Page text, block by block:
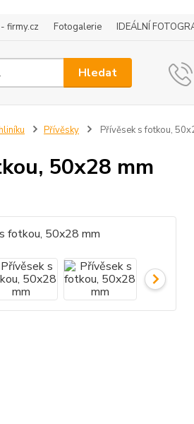
- firmy.cz Fotogalerie IDEÁLNÍ
Hledat
Přívěsky Přívěsek s fotkou,
50x28 mm